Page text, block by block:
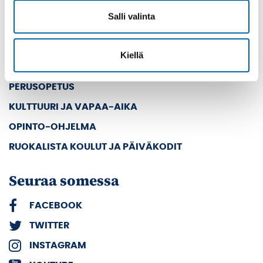
Salli valinta
Kiellä
Suosituimmat sivut
PERUSOPETUS
KULTTUURI JA VAPAA-AIKA
OPINTO-OHJELMA
RUOKALISTA KOULUT JA PÄIVÄKODIT
Seuraa somessa
FACEBOOK
TWITTER
INSTAGRAM